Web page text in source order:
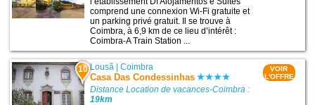
comprend une connexion Wi-Fi gratuite et
un parking privé gratuit. Il se trouve à
Coimbra, à 6,9 km de ce lieu d’intérêt :
Coimbra-A Train Station ...
10 Lousã |Coimbra
Casa Das Condessinhas
Distance Location de vacances-Coimbra :
19km
VOIR
L'OFFRE